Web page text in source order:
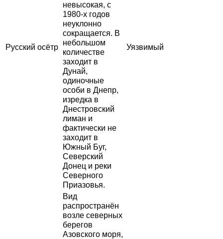
Русский осётр
невысокая, с
1980-х годов
неуклонно
сокращается. В
небольшом
количестве
заходит в
Дунай,
одиночные
особи в Днепр,
изредка в
Днестровский
лиман и
фактически не
заходит в
Южный Буг,
Северский
Донец и реки
Северного
Приазовья.
Уязвимый
Вид
распространён
возле северных
берегов
Азовского моря,